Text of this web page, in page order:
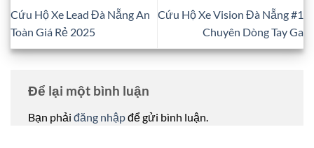
Cứu Hộ Xe Lead Đà Nẵng An
Toàn Giá Rẻ 2025
Cứu Hộ Xe Vision Đà Nẵng #1
Chuyên Dòng Tay Ga
Để lại một bình luận
Bạn phải đăng nhậpđể gửi bình luận.